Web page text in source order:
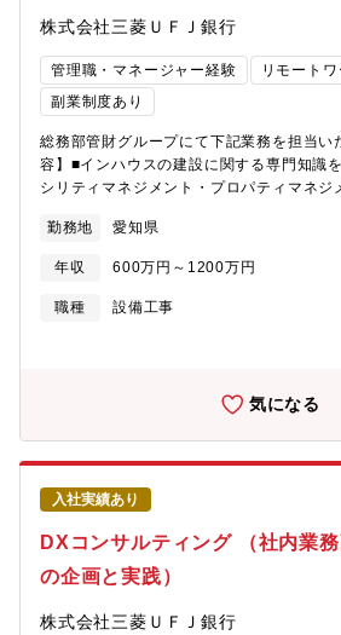
の設備更改施策、工事体制を整備する企画
～：経験と志向に応じ、同グループはもち
ティに関わる他部署でご経験を積むことも
ンクとしての事業規模・物件数に関わるこ
産購入から建物建設、維持管理まで様々な
きます。～近年のプロジェクト～・丸の内
ぶりのビックプロジェクトや店舗の次世代
組み中です。・次期中計のプロジェクトに
増加のため【組織】・総務部管財グルー
担い手を含む）～多様な人材が在籍（20代
ァシリティ全般の企画業務や不動産の賃貸
ループもあり・柔軟に異動しながら様々
進、レイアウト変更等を担当。国内中心の
タセンター、研修所、寮・社宅等、約500
です。各メンバーが担当の物件を持ちつつ
しながら運営しています。担当物件につい
を活かしつつ、専門外のマターに関する一
広い知見が身に付きます。
株式会社三菱ＵＦＪ銀行
管理職・マネージャー経験
リモート
副業制度あり
総務部管財グループにて下記業務を担当い
容】■インハウスの建設に関する専門知識
シリティマネジメント・プロパティマネジ
移転・日常管理のフェーズで、企画・設計
等、幅広い業務に従事。■設計事務所や工
を指導し、プロジェクト推進・マネジメン
後1～2年目の日常業務イメージ】・銀行施
持管理全般の予算策定・店舗戦略等に沿
長期修繕計画策定及び具体化【働き方】・
地確認等）は最大で週の半分程度・出社頻
い日は在宅勤務またはサテライトオフィス
自ら推進。・電子端末と働き方：各自
プトップ型PCが貸与され、様々な場所で
ぼ全員が有休を年度16日以上取得、2歳未
員が約1ヶ月の育児参画を目的とした休業
パスイメージ】・入行後1年目：管財グル
ち、業務の一連の流れや全体像をキャッ
共通の設備更改施策、工事体制を整備する
勤務地 愛知県
年収 600万円～1200万円
職種
設備工事
気になる
入社実績あり
DXコンサルティング （社内業
の企画と実践）
株式会社三菱ＵＦＪ銀行